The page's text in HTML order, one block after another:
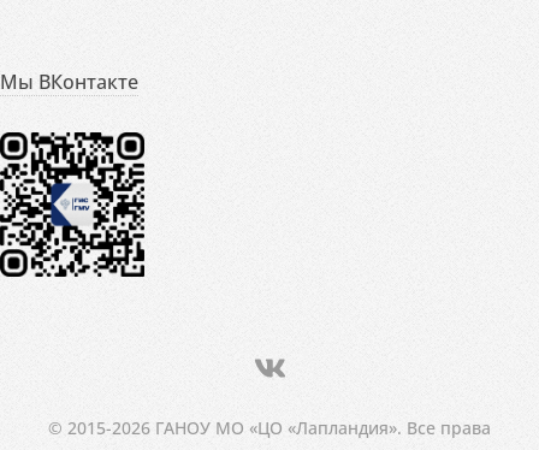
Мы ВКонтакте
© 2015-2026 ГАНОУ МО «ЦО «Лапландия». Все права